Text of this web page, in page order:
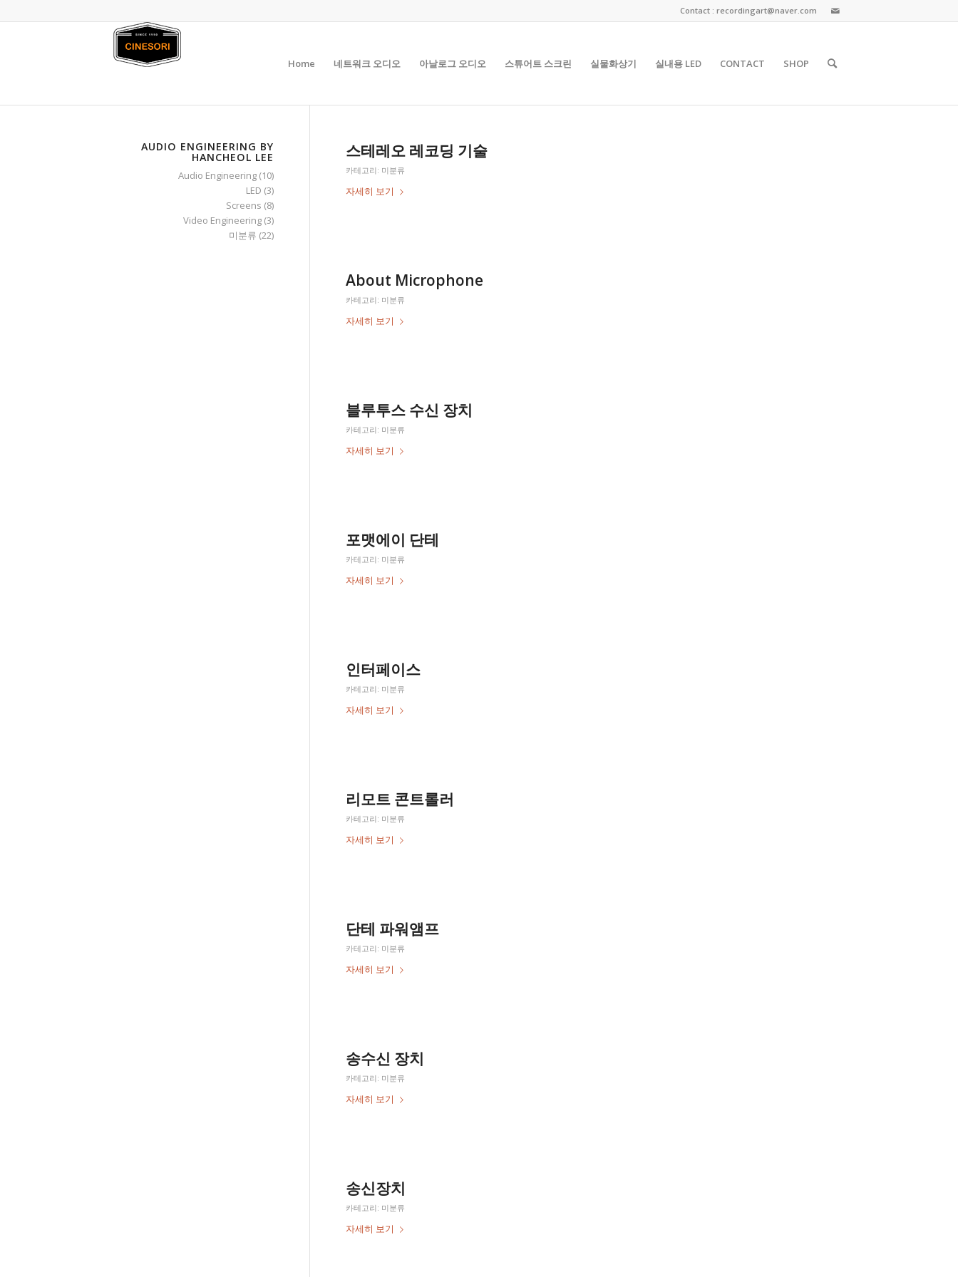
Contact : recordingart@naver.com
Home 네트워크 오디오 아날로그 오디오 스튜어트 스크린 실물화상기 실내용 LED CONTACT SHOP
스테레오 레코딩 기술
카테고리: 미분류
자세히 보기
About Microphone
카테고리: 미분류
자세히 보기
블루투스 수신 장치
카테고리: 미분류
자세히 보기
포맷에이 단테
카테고리: 미분류
자세히 보기
인터페이스
카테고리: 미분류
자세히 보기
리모트 콘트롤러
카테고리: 미분류
자세히 보기
단테 파워앰프
카테고리: 미분류
자세히 보기
송수신 장치
카테고리: 미분류
자세히 보기
송신장치
카테고리: 미분류
자세히 보기
AUDIO ENGINEERING BY
HANCHEOL LEE
Audio Engineering (10)
LED (3)
Screens (8)
Video Engineering (3)
미분류 (22)